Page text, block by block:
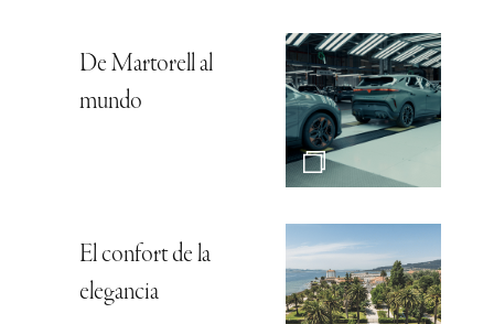
De Martorell al
mundo
El confort de la
elegancia